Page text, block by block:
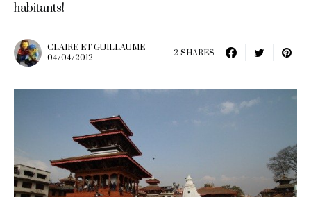
habitants!
CLAIRE ET GUILLAUME
04/04/2012
2 SHARES